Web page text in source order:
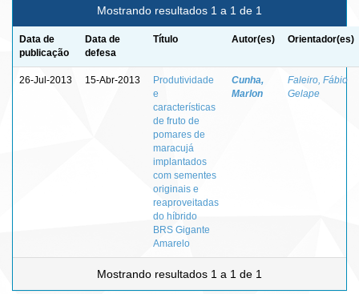
Mostrando resultados 1 a 1 de 1
Data de
publicação
Data de
defesa
Título Autor(es) Orientador(es)
26-Jul-2013 15-Abr-2013
Produtividade
e
características
de fruto de
pomares de
maracujá
implantados
com sementes
originais e
reaproveitadas
do híbrido
BRS Gigante
Amarelo
Cunha,
Marlon
Faleiro, Fábio
Gelape
Mostrando resultados 1 a 1 de 1